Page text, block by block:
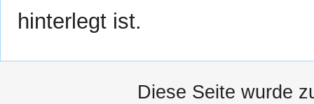
hinterlegt ist.
Diese Seite wurde